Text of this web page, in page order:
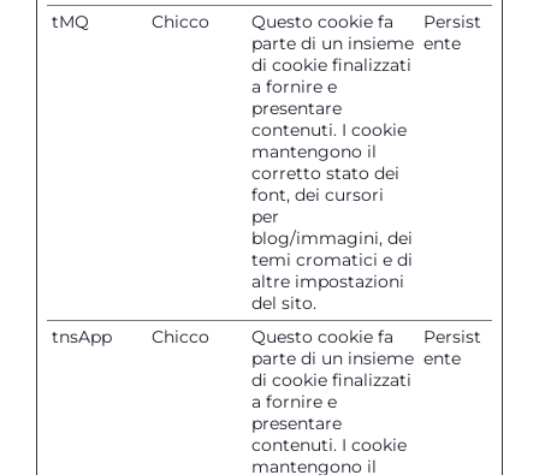
tMQ Chicco
Questo cookie fa
parte di un insieme
di cookie finalizzati
a fornire e
presentare
contenuti. I cookie
mantengono il
corretto stato dei
font, dei cursori
per
blog/immagini, dei
temi cromatici e di
altre impostazioni
del sito.
Persist
ente
tnsApp Chicco
Questo cookie fa
parte di un insieme
di cookie finalizzati
a fornire e
presentare
contenuti. I cookie
mantengono il
Persist
ente